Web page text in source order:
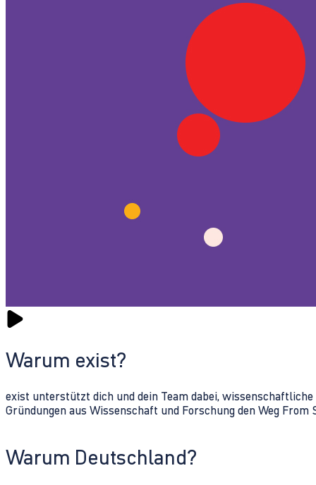
Warum exist?
exist unterstützt dich und dein Team dabei,
Gründungen aus Wissenschaft und Forschung den Weg From
Warum Deutschland?